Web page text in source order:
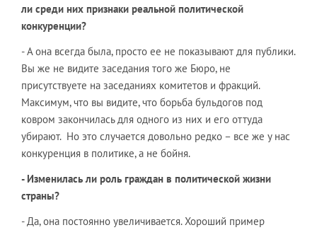
ли среди них признаки реальной политической
конкуренции?
- А она всегда была, просто ее не показывают для публики.
Вы же не видите заседания того же Бюро, не
присутствуете на заседаниях комитетов и фракций.
Максимум, что вы видите, что борьба бульдогов под
ковром закончилась для одного из них и его оттуда
убирают. Но это случается довольно редко – все же у нас
конкуренция в политике, а не бойня.
- Изменилась ли роль граждан в политической жизни
страны?
- Да, она постоянно увеличивается. Хороший пример